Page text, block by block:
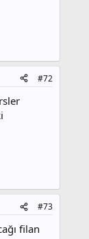
#72
#73
filan